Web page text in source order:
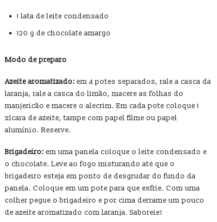
1 lata de leite condensado
120 g de chocolate amargo
Modo de preparo
Azeite aromatizado: em 4 potes separados, rale a casca da
laranja, rale a casca do limão, macere as folhas do
manjericão e macere o alecrim. Em cada pote coloque 1
xícara de azeite, tampe com papel filme ou papel
alumínio. Reserve.
Brigadeiro: em uma panela coloque o leite condensado e
o chocolate. Leve ao fogo misturando até que o
brigadeiro esteja em ponto de desgrudar do fundo da
panela. Coloque em um pote para que esfrie. Com uma
colher pegue o brigadeiro e por cima derrame um pouco
de azeite aromatizado com laranja. Saboreie!